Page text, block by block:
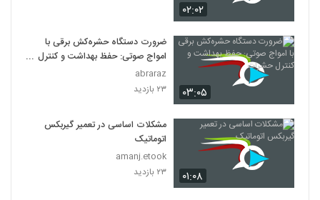
۰۲:۰۲
۰۳:۰۵
ضرورت دستگاه حشره‌کش برقی با
امواج صوتی: حفظ بهداشت و کنترل
حشرات
abraraz
۲۳ بازدید
۰۱:۰۸
مشکلات اساسی در تعمیر گیربکس
اتوماتیک
amanj.etook
۲۳ بازدید